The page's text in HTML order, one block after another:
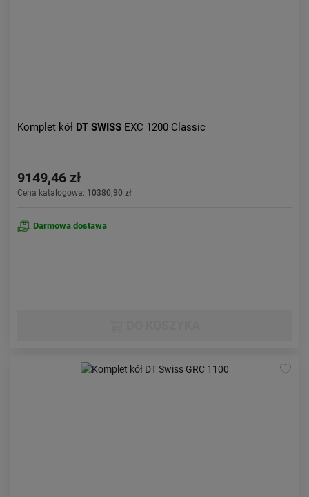
Komplet kół DT SWISS EXC 1200 Classic
9149,46 zł
Cena katalogowa: 10380,90 zł
Darmowa dostawa